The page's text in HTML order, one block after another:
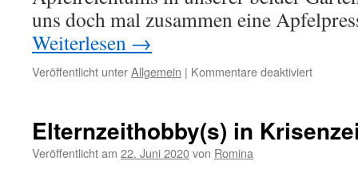
uns doch mal zusammen eine
Weiterlesen →
Veröffentlicht unterAllgemein | Kommentare deaktiviertfür
Apfelsaft
Elternzeithobby(s) in
Veröffentlicht am 22. Juni 2020von Romina